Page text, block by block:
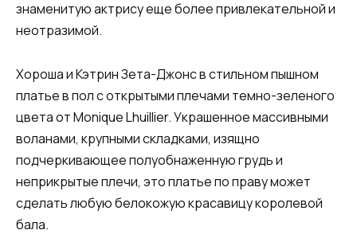
знаменитую актрису еще более привлекательной и
неотразимой.
Хороша и Кэтрин Зета-Джонс в стильном пышном
платье в пол с открытыми плечами темно-зеленого
цвета от Monique Lhuillier. Украшенное массивными
воланами, крупными складками, изящно
подчеркивающее полуобнаженную грудь и
неприкрытые плечи, это платье по праву может
сделать любую белокожую красавицу королевой
бала.